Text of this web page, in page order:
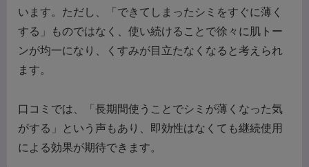
います。ただし、「できてしまったシミをすぐに薄く
する」ものではなく、使い続けることで徐々に肌トー
ンが均一になり、くすみが目立たなくなると考えられ
ます。
口コミでは、「長期間使うことでシミが薄くなった気
がする」という声もあり、即効性はなくても継続使用
による効果が期待できます。